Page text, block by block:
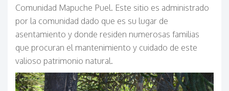
Comunidad Mapuche Puel. Este sitio es administrado
por la comunidad dado que es su lugar de
asentamiento y donde residen numerosas familias
que procuran el mantenimiento y cuidado de este
valioso patrimonio natural.